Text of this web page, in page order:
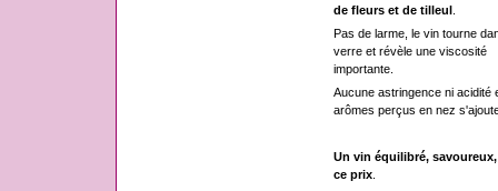
de fleurs et de tilleul.
Pas de larme, le vin tourne
verre et révèle une viscosité
importante.
Aucune astringence ni acidité
arômes perçus en nez
Un vin équilibré,
ce prix.